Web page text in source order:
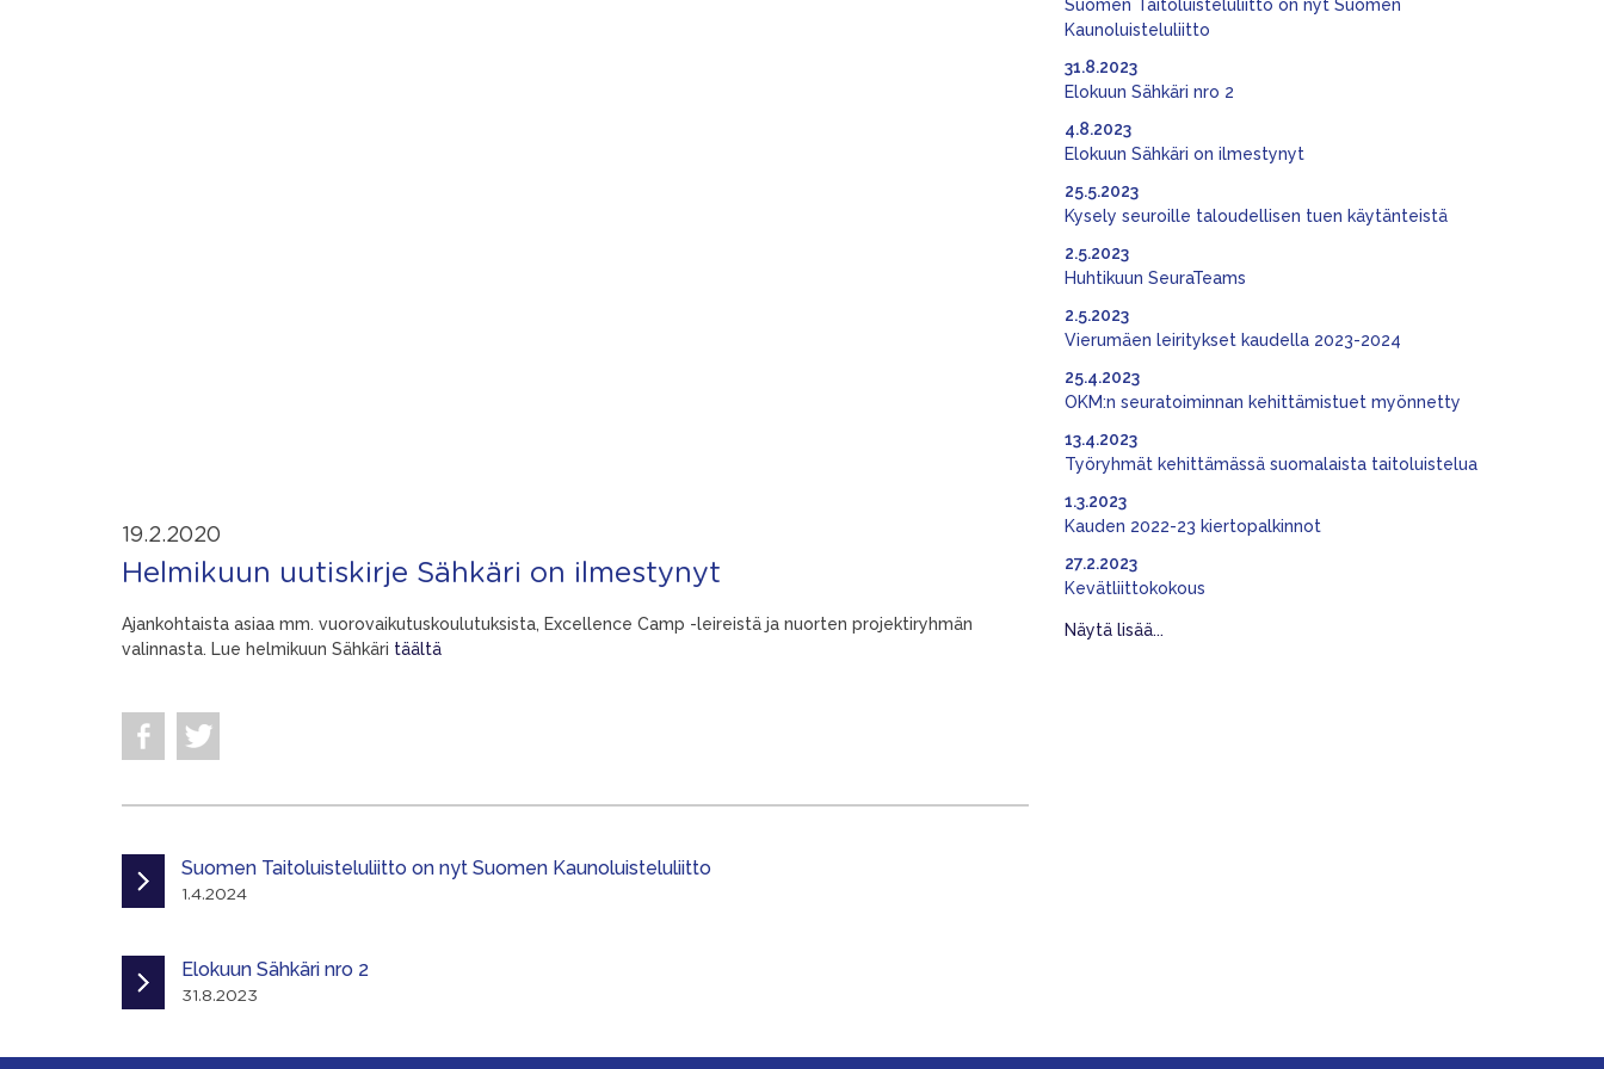
19.2.2020
Helmikuun uutiskirje Sähkäri on ilmestynyt
Ajankohtaista asiaa mm. vuorovaikutuskoulutuksista, Excellence Camp -leireistä ja nuorten projektiryhmän
valinnasta. Lue helmikuun Sähkäri täältä
Suomen Taitoluisteluliitto on nyt Suomen Kaunoluisteluliitto
1.4.2024
Elokuun Sähkäri nro 2
31.8.2023
Suomen Taitoluisteluliitto on nyt Suomen
Kaunoluisteluliitto
Elokuun Sähkäri nro 2
31.8.2023
Elokuun Sähkäri on ilmestynyt
4.8.2023
Kysely seuroille taloudellisen tuen käytänteistä
25.5.2023
Huhtikuun SeuraTeams
2.5.2023
Vierumäen leiritykset kaudella 2023-2024
2.5.2023
OKM:n seuratoiminnan kehittämistuet myönnetty
25.4.2023
Työryhmät kehittämässä suomalaista taitoluistelua
13.4.2023
Kauden 2022-23 kiertopalkinnot
1.3.2023
Kevätliittokokous
27.2.2023
Näytä lisää...